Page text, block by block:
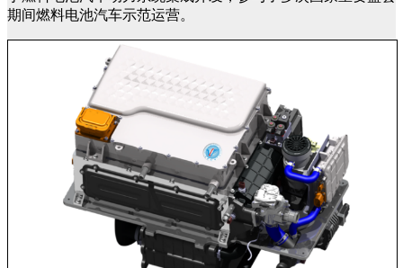
期间燃料电池汽车示范运营。